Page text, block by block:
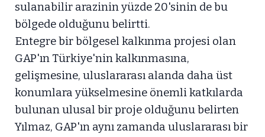
sulanabilir arazinin yüzde 20'sinin de bu
bölgede olduğunu belirtti.
Entegre bir bölgesel kalkınma projesi olan
GAP'ın Türkiye'nin kalkınmasına,
gelişmesine, uluslararası alanda daha üst
konumlara yükselmesine önemli katkılarda
bulunan ulusal bir proje olduğunu belirten
Yılmaz, GAP'ın aynı zamanda uluslararası bir